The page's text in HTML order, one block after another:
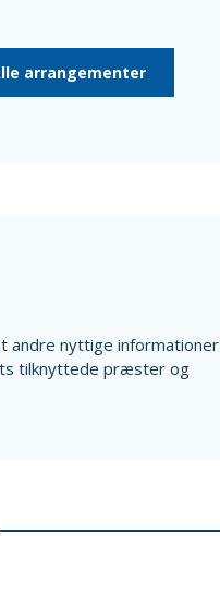
arrangementer
andre nyttige informationer
tilknyttede præster og